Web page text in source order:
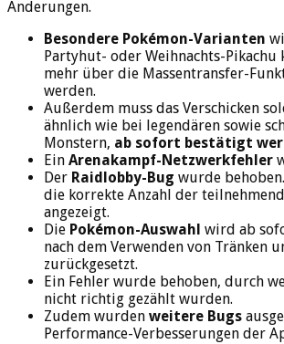
Änderungen.
Besondere Pokémon-Varianten
Partyhut- oder Weihnachts-Pikachu
mehr über die Massentransfer-
werden.
Außerdem muss das Verschicken
ähnlich wie bei legendären sowie
Monstern, ab sofort bestätigt
Ein Arenakampf-Netzwerkfehler
Der Raidlobby-Bug wurde
die korrekte Anzahl der
angezeigt.
Die Pokémon-Auswahl wird ab
nach dem Verwenden von Tränken
zurückgesetzt.
Ein Fehler wurde behoben, durch
nicht richtig gezählt wurden.
Zudem wurden weitere Bugs
Performance-Verbesserungen der